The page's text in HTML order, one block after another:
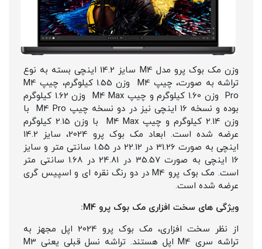
وزن مک بوک پرو مدل M4 سایز 14.2 اینچی بسته به نوع
تراشه به صورت، چیپ M4 وزن 1.55 کیلوگرم، چیپ M4
Pro وزن 1.60 کیلوگرم و چیپ M4 Max وزن 1.62 کیلوگرم
بوده و نسخه 16 اینچی نیز در دو نسخه چیپ M4 Pro با
وزن 2.14 کیلوگرم و چیپ M4 Max با وزن 2.15 کیلوگرم
عرضه شده است. ابعاد مک بوک پرو 2024، سایز 14.2
اینچی به صورت 31.26 در 22.12 در 1.55 سانتی متر و سایز
16 اینچی به صورت 35.57 در 24.81 در 1.68 سانتی متر
است. مک بوک پرو M4 در دو رنگ نقره ای و اسپیس گری
عرضه شده است.
ویژگی های سخت افزاری مک بوک پرو M4:
از نظر سخت افزاری، مک بوک پرو 2024 اپل مجهز به
تراشه سری M4 اپل هستند. تراشه نسل قبلی یعنی M3